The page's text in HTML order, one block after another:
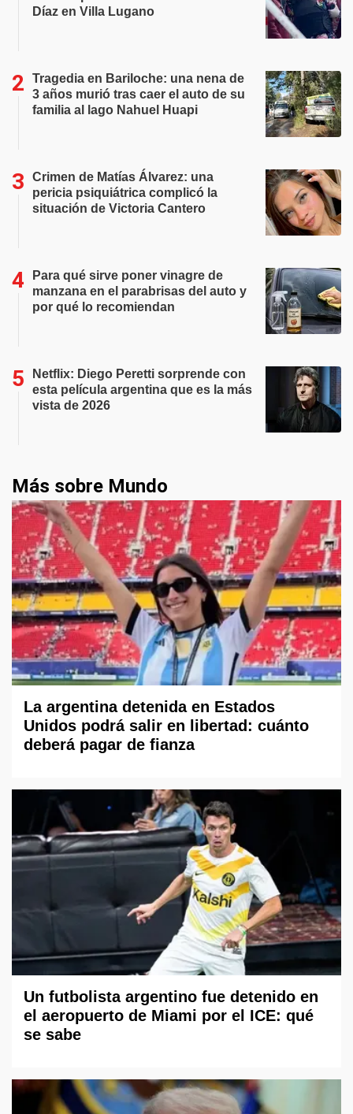
Díaz en Villa Lugano
Tragedia en Bariloche: una nena de
3 años murió tras caer el auto de su
familia al lago Nahuel Huapi
Crimen de Matías Álvarez: una
pericia psiquiátrica complicó la
situación de Victoria Cantero
Para qué sirve poner vinagre de
manzana en el parabrisas del auto y
por qué lo recomiendan
Netflix: Diego Peretti sorprende con
esta película argentina que es la más
vista de 2026
Más sobre Mundo
La argentina detenida en Estados
Unidos podrá salir en libertad: cuánto
deberá pagar de fianza
Un futbolista argentino fue detenido en
el aeropuerto de Miami por el ICE: qué
se sabe